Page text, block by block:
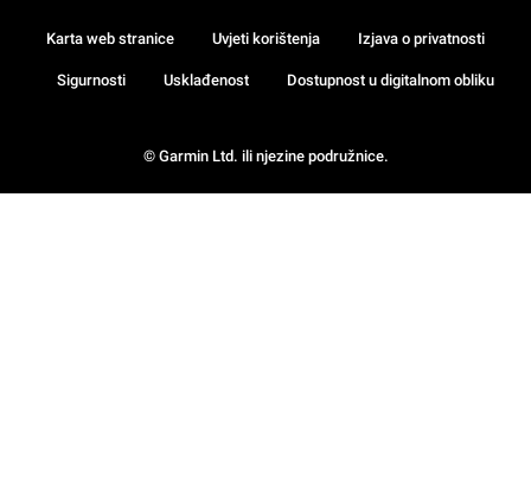
© Garmin Ltd. ili njezine podružnice.
Karta web stranice Uvjeti korištenja Izjava o privatnosti
Sigurnosti Usklađenost Dostupnost u digitalnom obliku